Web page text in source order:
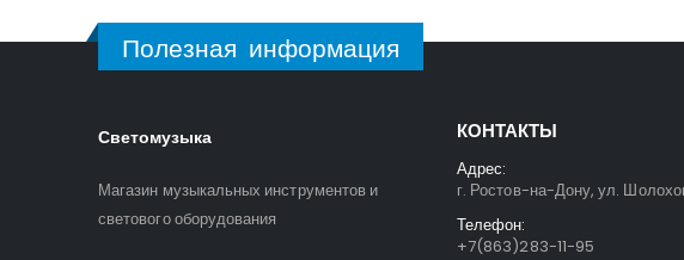
Полезная информация
Светомузыка
Магазин музыкальных инструментов и
светового оборудования
КОНТАКТЫ
Адрес:
г. Ростов-на-Дону, ул.
Телефон:
+7(863)283-11-95